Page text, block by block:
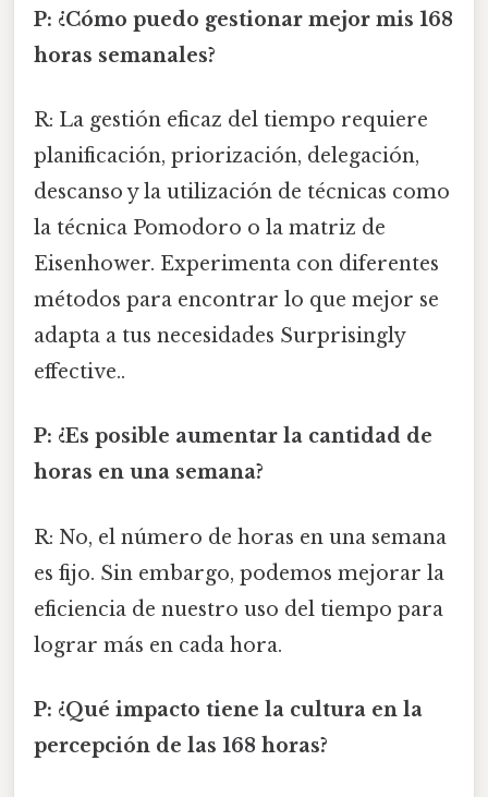
P: ¿Cómo puedo gestionar mejor mis 168
horas semanales?
R: La gestión eficaz del tiempo requiere
planificación, priorización, delegación,
descanso y la utilización de técnicas como
la técnica Pomodoro o la matriz de
Eisenhower. Experimenta con diferentes
métodos para encontrar lo que mejor se
adapta a tus necesidades Surprisingly
effective..
P: ¿Es posible aumentar la cantidad de
horas en una semana?
R: No, el número de horas en una semana
es fijo. Sin embargo, podemos mejorar la
eficiencia de nuestro uso del tiempo para
lograr más en cada hora.
P: ¿Qué impacto tiene la cultura en la
percepción de las 168 horas?